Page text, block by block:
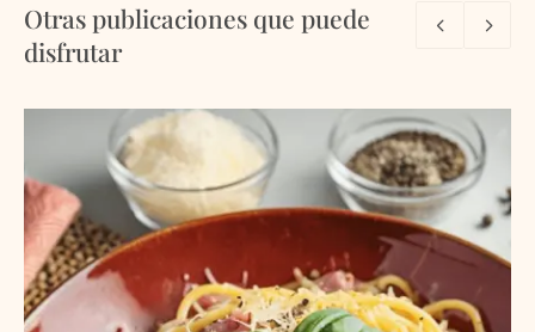
Otras publicaciones que puede
disfrutar